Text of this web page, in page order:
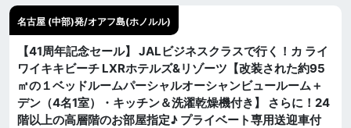
名古屋 (中部)発/オアフ島(ホノルル)
【41周年記念セール】 JALビジネスクラスで行く！カ ライ
ワイキキビーチ LXRホテルズ&リゾーツ【改装された約95
㎡の１ベッドルームパーシャルオーシャンビュールーム＋
デン（4名1室）・キッチン＆洗濯乾燥機付き】 さらに！24
階以上の高層階のお部屋指定♪ プライベート専用送迎車付